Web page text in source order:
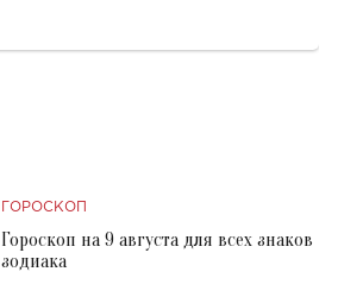
ГОРОСКОП
Гороскоп на 9 августа для всех знаков
зодиака